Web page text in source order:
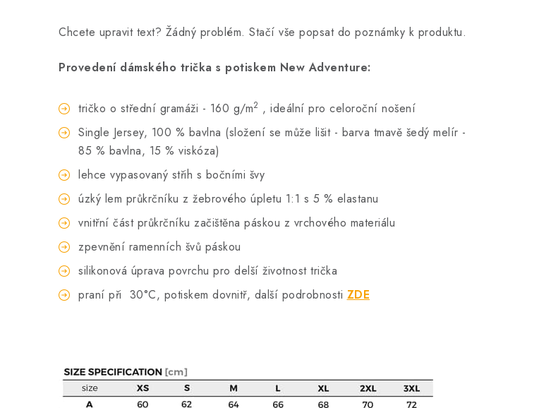
Chcete upravit text? Žádný problém. Stačí vše popsat do poznámky k produktu.
Provedení dámského trička s potiskem New Adventure:
tričko o střední gramáži - 160 g/m2 , ideální pro celoroční nošení
Single Jersey, 100 % bavlna (složení se může lišit - barva tmavě šedý melír -
85 % bavlna, 15 % viskóza)
lehce vypasovaný střih s bočními švy
úzký lem průkrčníku z žebrového úpletu 1:1 s 5 % elastanu
vnitřní část průkrčníku začištěna páskou z vrchového materiálu
zpevnění ramenních švů páskou
silikonová úprava povrchu pro delší životnost trička
praní při 30°C, potiskem dovnitř, další podrobnosti ZDE